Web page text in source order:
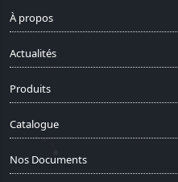
À propos
Actualités
Produits
Catalogue
Nos Documents